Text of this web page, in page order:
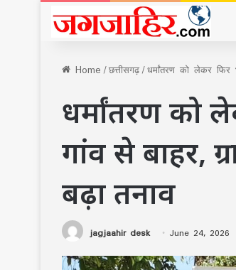
Home/छत्तीसगढ़/धर्मांतरण को लेकर फिर
धर्मांतरण को
गांव से बाहर,
बढ़ा तनाव
jagjaahir desk June 24, 2026